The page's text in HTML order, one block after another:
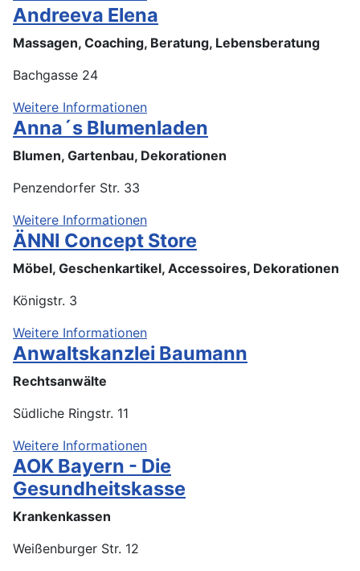
Andreeva Elena
Massagen, Coaching, Beratung, Lebensberatung
Bachgasse 24
Weitere Informationen
Anna´s Blumenladen
Blumen, Gartenbau, Dekorationen
Penzendorfer Str. 33
Weitere Informationen
ÄNNI Concept Store
Möbel, Geschenkartikel, Accessoires, Dekorationen
Königstr. 3
Weitere Informationen
Anwaltskanzlei Baumann
Rechtsanwälte
Südliche Ringstr. 11
Weitere Informationen
AOK Bayern - Die
Gesundheitskasse
Krankenkassen
Weißenburger Str. 12